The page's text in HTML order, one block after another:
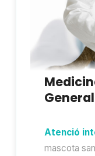
General
Atenció
mascota